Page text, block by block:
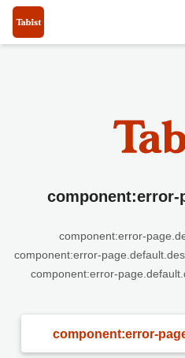
component:error-
component:error-
component:error-
component:error-